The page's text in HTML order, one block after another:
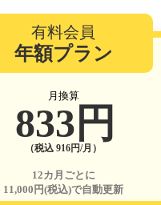
有料会員
年額プラン
月換算
833円
（税込 916円/月）
12カ月ごとに
11,000円(税込)で自動更新